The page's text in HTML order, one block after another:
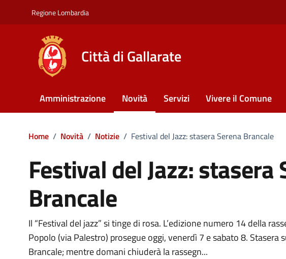
Regione Lombardia
Città di Gallarate
Amministrazione Novità Servizi Vivere il Comune
Home / Novità / Notizie / Festival del Jazz: stasera Serena Brancale
Festival del Jazz: stasera
Brancale
Dettagli della notizia
Il “Festival del jazz” si tinge di rosa. L’edizione numero 14 della
Popolo (via Palestro) prosegue oggi, venerdì 7 e sabato 8. Stasera
Brancale; mentre domani chiuderà la rassegn...